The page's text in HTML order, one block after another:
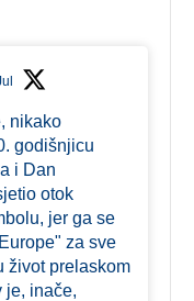
nikako
godišnjicu
i Dan
otok
jer ga se
za sve
život prelaskom
je, inače,